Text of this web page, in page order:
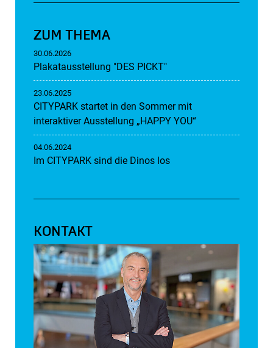
ZUM THEMA
30.06.2026
Plakatausstellung "DES PICKT"
23.06.2025
CITYPARK startet in den Sommer mit
interaktiver Ausstellung „HAPPY YOU“
04.06.2024
Im CITYPARK sind die Dinos los
KONTAKT